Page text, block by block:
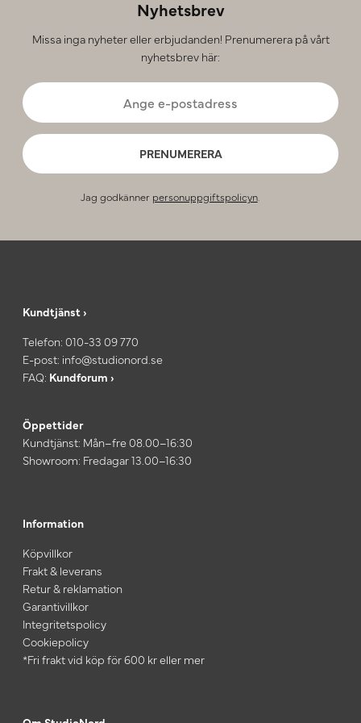
Nyhetsbrev
Missa inga nyheter eller erbjudanden! Prenumerera på vårt
nyhetsbrev här:
PRENUMERERA
Jag godkänner personuppgiftspolicyn.
Kundtjänst ›
Telefon: 010-33 09 770
E-post: info@studionord.se
FAQ: Kundforum ›
Öppettider
Kundtjänst: Mån–fre 08.00–16:30
Showroom: Fredagar 13.00–16:30
Information
Köpvillkor
Frakt & leverans
Retur & reklamation
Garantivillkor
Integritetspolicy
Cookiepolicy
*Fri frakt vid köp för 600 kr eller mer